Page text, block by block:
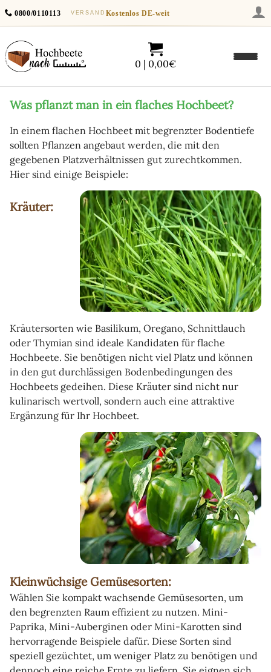
0800/0110113 VERSAND Kostenlos DE-weit
0 | 0,00€
Was pflanzt man in ein flaches Hochbeet?
In einem flachen Hochbeet mit begrenzter Bodentiefe
sollten Pflanzen angebaut werden, die mit den
gegebenen Platzverhältnissen gut zurechtkommen.
Hier sind einige Beispiele:
Kräuter:
Kräutersorten wie Basilikum, Oregano, Schnittlauch
oder Thymian sind ideale Kandidaten für flache
Hochbeete. Sie benötigen nicht viel Platz und können
in den gut durchlässigen Bodenbedingungen des
Hochbeets gedeihen. Diese Kräuter sind nicht nur
kulinarisch wertvoll, sondern auch eine attraktive
Ergänzung für Ihr Hochbeet.
Kleinwüchsige Gemüsesorten:
Wählen Sie kompakt wachsende Gemüsesorten, um
den begrenzten Raum effizient zu nutzen. Mini-
Paprika, Mini-Auberginen oder Mini-Karotten sind
hervorragende Beispiele dafür. Diese Sorten sind
speziell gezüchtet, um weniger Platz zu benötigen und